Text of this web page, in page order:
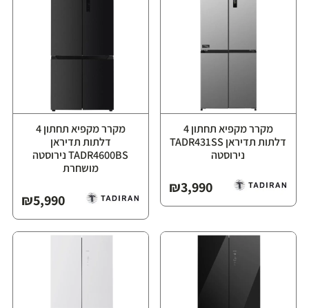
מקרר מקפיא תחתון 4
דלתות תדיראן TADR431SS
נירוסטה
₪3,990
מקרר מקפיא תחתון 4
דלתות תדיראן
TADR4600BS נירוסטה
מושחרת
₪5,990